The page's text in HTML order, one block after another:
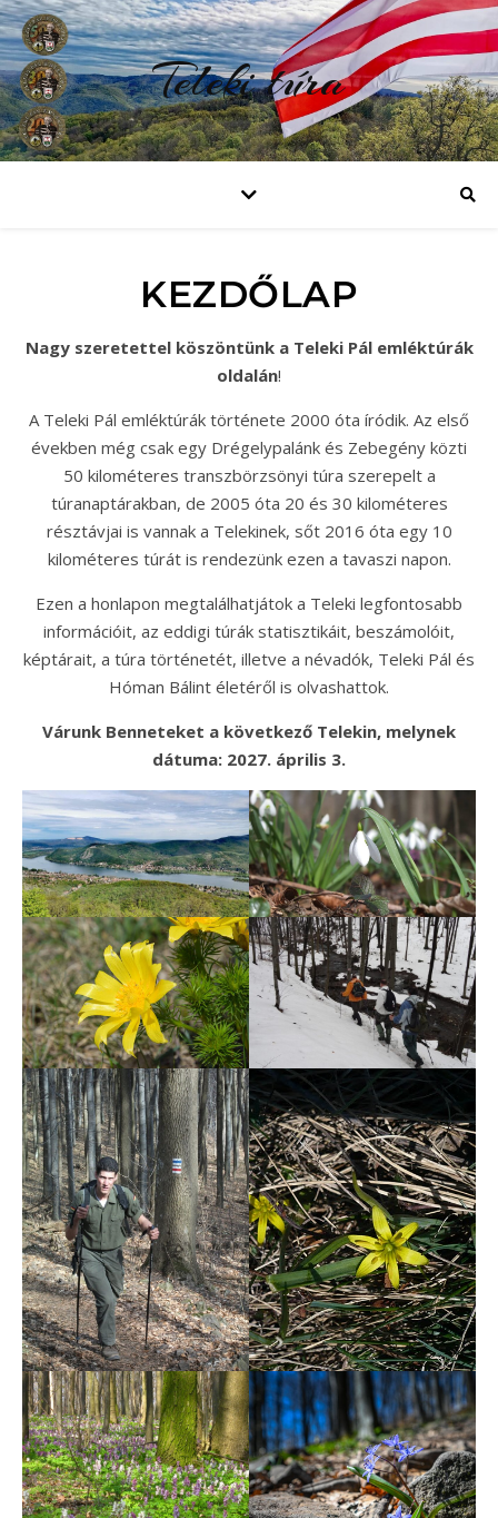
Teleki túra
KEZDŐLAP
Nagy szeretettel köszöntünk a Teleki Pál emléktúrák
oldalán!
A Teleki Pál emléktúrák története 2000 óta íródik. Az első
években még csak egy Drégelypalánk és Zebegény közti
50 kilométeres transzbörzsönyi túra szerepelt a
túranaptárakban, de 2005 óta 20 és 30 kilométeres
résztávjai is vannak a Telekinek, sőt 2016 óta egy 10
kilométeres túrát is rendezünk ezen a tavaszi napon.
Ezen a honlapon megtalálhatjátok a Teleki legfontosabb
információit, az eddigi túrák statisztikáit, beszámolóit,
képtárait, a túra történetét, illetve a névadók, Teleki Pál és
Hóman Bálint életéről is olvashattok.
Várunk Benneteket a következő Telekin, melynek
dátuma: 2027. április 3.